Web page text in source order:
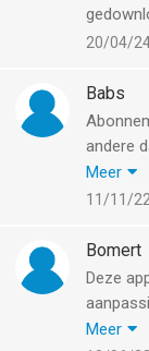
20/04/
Babs
andere
Meer
11/11/
Bomert
Deze
dat
Meer